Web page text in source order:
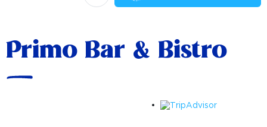
Primo Bar & Bistro